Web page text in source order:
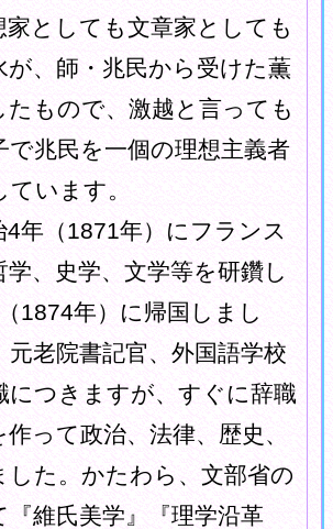
としても文章家としても
が、師・兆民から受けた薫
たもので、激越と言っても
で兆民を一個の理想主義者
います。
年（1871年）にフランス
学、史学、文学等を研鑽し
1874年）に帰国しまし
元老院書記官、外国語学校
につきますが、すぐに辞職
って政治、法律、歴史、
した。かたわら、文部省の
『維氏美学』『理学沿革